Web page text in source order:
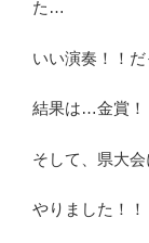
た…
いい演奏！！だ
結果は…金賞！
そして、県大
やりました！！